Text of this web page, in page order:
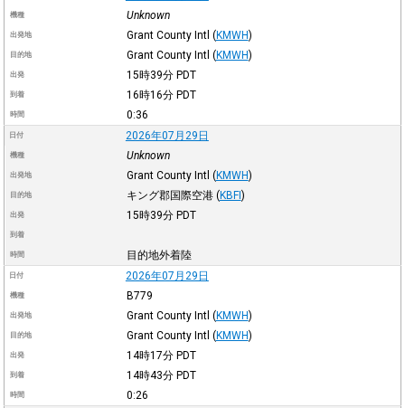
機種 Unknown
出発地 Grant County Intl (KMWH)
目的地 Grant County Intl (KMWH)
出発 15時39分 PDT
到着 16時16分 PDT
時間 0:36
日付 2026年07月29日
機種 Unknown
出発地 Grant County Intl (KMWH)
目的地 キング郡国際空港 (KBFI )
出発 15時39分 PDT
到着
時間 目的地外着陸
日付 2026年07月29日
機種 B779
出発地 Grant County Intl (KMWH)
目的地 Grant County Intl (KMWH)
出発 14時17分 PDT
到着 14時43分 PDT
時間 0:26